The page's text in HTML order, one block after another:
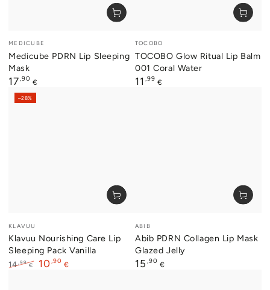
Verkäufer/in:
MEDICUBE
Medicube PDRN Lip Sleeping
Mask
Regulärer
17,90 €
Verkäufer/in:
TOCOBO
TOCOBO Glow Ritual Lip Balm
001 Coral Water
Regulärer
11 ,99 €
Verkäufer/in:
KLAVUU
Klavuu Nourishing Care Lip
Sleeping Pack Vanilla
14 ,99 € 10,90 €
–28%
Verkäufer/in:
ABIB
Abib PDRN Collagen Lip Mask
Glazed Jelly
Regulärer
15 ,90 €